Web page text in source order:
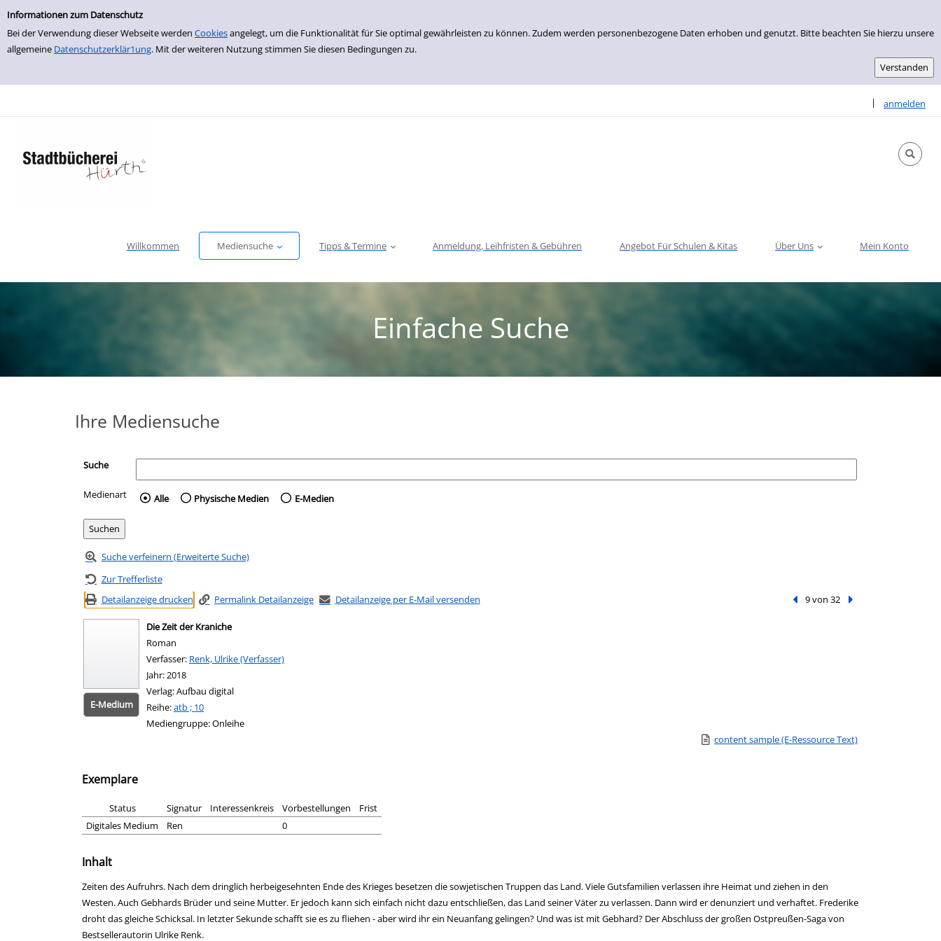
Einfache Suche
Informationen zum Datenschutz
Bei der Verwendung dieser Webseite werden Cookiesangelegt, um die Funktionalität für Sie optimal gewährleisten zu können. Zudem werden personenbezogene Daten erhoben und genutzt. Bitte beachten Sie hierzu unsere
allgemeine Datenschutzerklär1ung. Mit der weiteren Nutzung stimmen Sie diesen Bedingungen zu.
zur Navigation springen
zum Inhalt springen
Zur Detailanzeige springen
| anmelden
Sprache
Willkommen Mediensuche Tipps & Termine Anmeldung, Leihfristen & Gebühren Angebot Für Schulen & Kitas Über Uns Mein Konto
Einfache Suche
Ihre Mediensuche
Suche
Medienart Wählen Sie die Medienart nach der Sie suchen wollen.
Alle Physische Medien E-Medien
Suche verfeinern (Erweiterte Suche)
Zur Trefferliste
Detailanzeige drucken
Permalink Detailanzeige Detailanzeige per E-Mail versenden Vorheriger Treffer
9 von 32 Nächster Treffer
E-Medium
Die Zeit der Kraniche
Roman
Verfasser: Suche nach diesem Verfasser
Renk, Ulrike (Verfasser)
Jahr:2018
Verlag:Aufbau digital
Reihe:atb ; 10
Mediengruppe:Onleihe
Link zu einem externen Medieninhalt - wird in neuem Tab
content sample (E-Ressource Text)
Exemplare
Status Signatur Interessenkreis Vorbestellungen
Frist
Digitales Medium
Ren 0
Inhalt
Zeiten des Aufruhrs. Nach dem dringlich herbeigesehnten Ende des Krieges besetzen die sowjetischen Truppen das Land. Viele Gutsfamilien verlassen ihre Heimat und ziehen in den
Westen. Auch Gebhards Brüder und seine Mutter. Er jedoch kann sich einfach nicht dazu entschließen, das Land seiner Väter zu verlassen. Dann wird er denunziert und verhaftet. Frederike
droht das gleiche Schicksal. In letzter Sekunde schafft sie es zu fliehen - aber wird ihr ein Neuanfang gelingen? Und was ist mit Gebhard? Der Abschluss der großen Ostpreußen-Saga von
Bestsellerautorin Ulrike Renk.